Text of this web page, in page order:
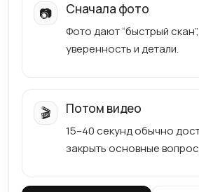
📷 Сначала фото
Фото дают “быстрый
уверенность и детали.
🎬 Потом видео
15–40 секунд обычно
закрыть основные